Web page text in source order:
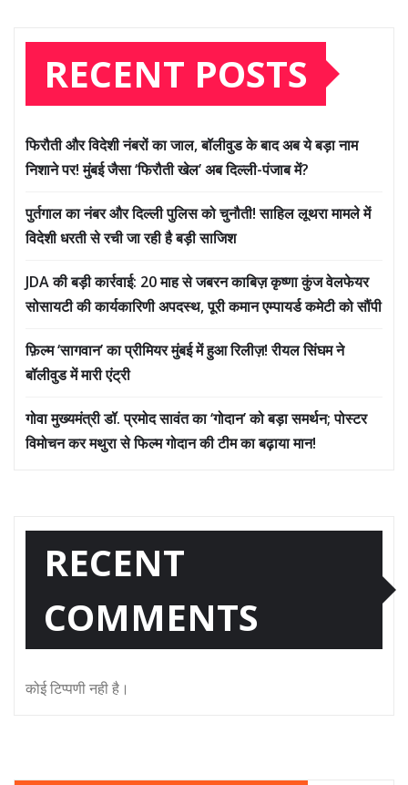
RECENT POSTS
फिरौती और विदेशी नंबरों का जाल, बॉलीवुड के बाद अब ये बड़ा नाम
निशाने पर! मुंबई जैसा ‘फिरौती खेल’ अब दिल्ली-पंजाब में?
पुर्तगाल का नंबर और दिल्ली पुलिस को चुनौती! साहिल लूथरा मामले में
विदेशी धरती से रची जा रही है बड़ी साजिश
JDA की बड़ी कार्रवाई: 20 माह से जबरन काबिज़ कृष्णा कुंज वेलफेयर
सोसायटी की कार्यकारिणी अपदस्थ, पूरी कमान एम्पायर्ड कमेटी को सौंपी
फ़िल्म ‘सागवान’ का प्रीमियर मुंबई में हुआ रिलीज़! रीयल सिंघम ने
बॉलीवुड में मारी एंट्री
गोवा मुख्यमंत्री डॉ. प्रमोद सावंत का ‘गोदान’ को बड़ा समर्थन; पोस्टर
विमोचन कर मथुरा से फिल्म गोदान की टीम का बढ़ाया मान!
RECENT
COMMENTS
कोई टिप्पणी नही है।